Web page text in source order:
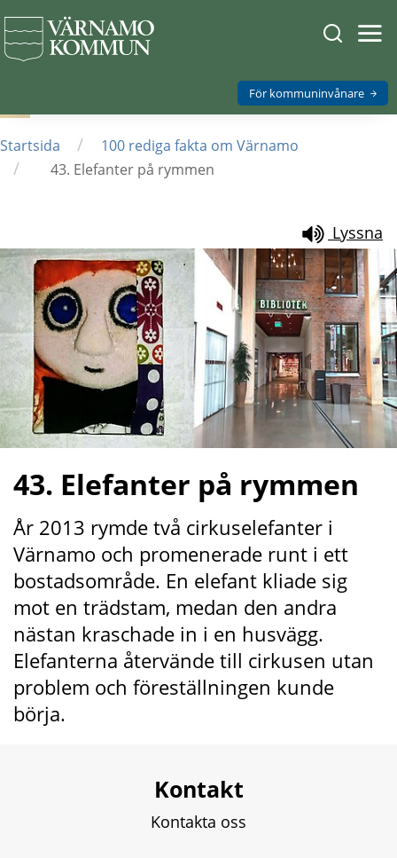
Sök
på
För kommuninvånare
Startsida / 100 rediga fakta om Värnamo
/ 43. Elefanter på rymmen
Lyssna
43. Elefanter på rymmen
År 2013 rymde två cirkuselefanter i
Värnamo och promenerade runt i ett
bostadsområde. En elefant kliade sig
mot en trädstam, medan den andra
nästan kraschade in i en husvägg.
Elefanterna återvände till cirkusen utan
problem och föreställningen kunde
börja.
Kontakt
Kontakta oss